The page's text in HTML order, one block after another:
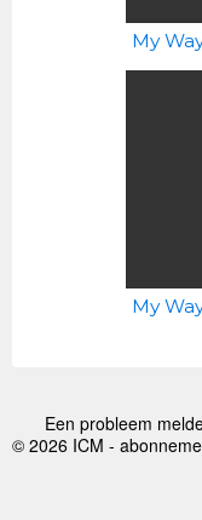
My
My
Een probleem
© 2026 ICM -